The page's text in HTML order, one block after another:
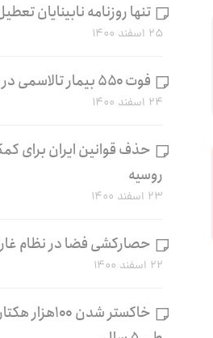
تنها روزنامه نابینایان
۲۵ اسفند ۱۴۰۰
فوت ۵۵۰ بیمار تالاسمی در سه سال اخیر
۲۴ اسفند ۱۴۰۰
حذف قوانین ایران برای
روسیه
۲۳ اسفند ۱۴۰۰
حصارکشی فضا در نظام
۲۲ اسفند ۱۴۰۰
خاکستر شدن